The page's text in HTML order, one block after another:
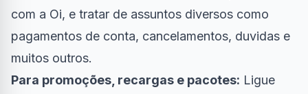
com a Oi, e tratar de assuntos diversos como
pagamentos de conta, cancelamentos, duvidas e
muitos outros.
Para promoções, recargas e pacotes: Ligue